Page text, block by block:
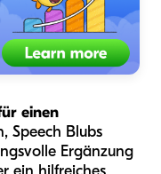
einen
Speech Blubs
Ergänzung